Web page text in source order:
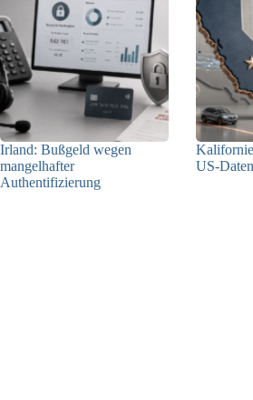
Irland: Bußgeld wegen
mangelhafter
Authentifizierung
US-